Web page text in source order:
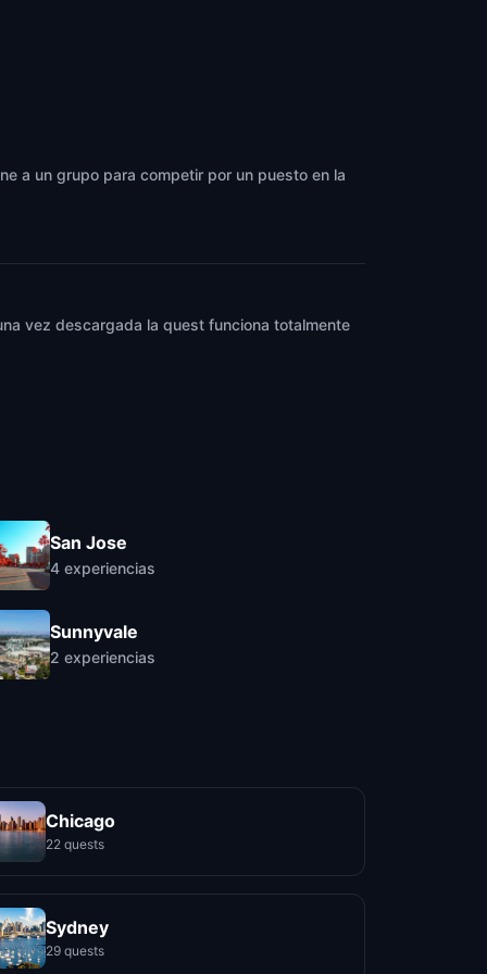
a un grupo para competir por un puesto en la
vez descargada la quest funciona totalmente
San Jose
4 experiencias
Sunnyvale
2 experiencias
Chicago
22 quests
Sydney
29 quests